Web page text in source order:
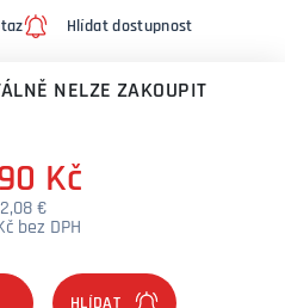
Hlídat dostupnost
NELZE ZAKOUPIT
Kč
€
bez DPH